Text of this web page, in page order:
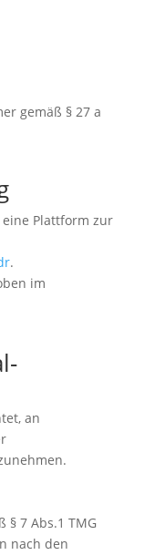
gemäß § 27 a
Plattform zur
.
im
an
§ 7 Abs.1 TMG
nach den